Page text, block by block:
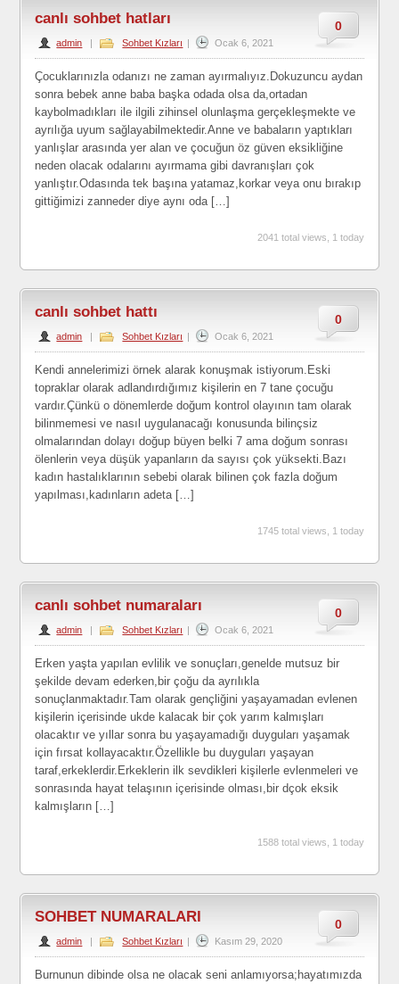
0
canlı sohbet hatları
admin | Sohbet Kızları | Ocak 6, 2021
Çocuklarınızla odanızı ne zaman ayırmalıyız.Dokuzuncu aydan
sonra bebek anne baba başka odada olsa da,ortadan
kaybolmadıkları ile ilgili zihinsel olunlaşma gerçekleşmekte ve
ayrılığa uyum sağlayabilmektedir.Anne ve babaların yaptıkları
yanlışlar arasında yer alan ve çocuğun öz güven eksikliğine
neden olacak odalarını ayırmama gibi davranışları çok
yanlıştır.Odasında tek başına yatamaz,korkar veya onu bırakıp
gittiğimizi zanneder diye aynı oda […]
2041 total views, 1 today
0
canlı sohbet hattı
admin | Sohbet Kızları | Ocak 6, 2021
Kendi annelerimizi örnek alarak konuşmak istiyorum.Eski
topraklar olarak adlandırdığımız kişilerin en 7 tane çocuğu
vardır.Çünkü o dönemlerde doğum kontrol olayının tam olarak
bilinmemesi ve nasıl uygulanacağı konusunda bilinçsiz
olmalarından dolayı doğup büyen belki 7 ama doğum sonrası
ölenlerin veya düşük yapanların da sayısı çok yüksekti.Bazı
kadın hastalıklarının sebebi olarak bilinen çok fazla doğum
yapılması,kadınların adeta […]
1745 total views, 1 today
0
canlı sohbet numaraları
admin | Sohbet Kızları | Ocak 6, 2021
Erken yaşta yapılan evlilik ve sonuçları,genelde mutsuz bir
şekilde devam ederken,bir çoğu da ayrılıkla
sonuçlanmaktadır.Tam olarak gençliğini yaşayamadan evlenen
kişilerin içerisinde ukde kalacak bir çok yarım kalmışları
olacaktır ve yıllar sonra bu yaşayamadığı duyguları yaşamak
için fırsat kollayacaktır.Özellikle bu duyguları yaşayan
taraf,erkeklerdir.Erkeklerin ilk sevdikleri kişilerle evlenmeleri ve
sonrasında hayat telaşının içerisinde olması,bir dçok eksik
kalmışların […]
1588 total views, 1 today
0
SOHBET NUMARALARI
admin | Sohbet Kızları | Kasım 29, 2020
Burnunun dibinde olsa ne olacak seni anlamıyorsa;hayatımızda